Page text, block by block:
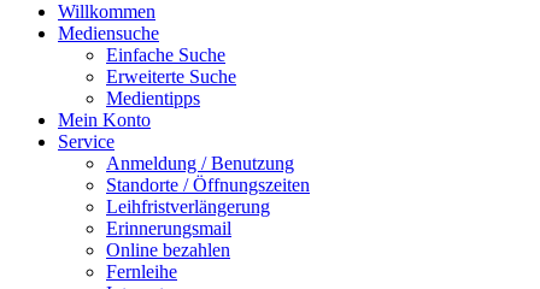
Willkommen
Mediensuche
Einfache Suche
Erweiterte Suche
Medientipps
Mein Konto
Service
Anmeldung / Benutzung
Standorte / Öffnungszeiten
Leihfristverlängerung
Erinnerungsmail
Online bezahlen
Fernleihe